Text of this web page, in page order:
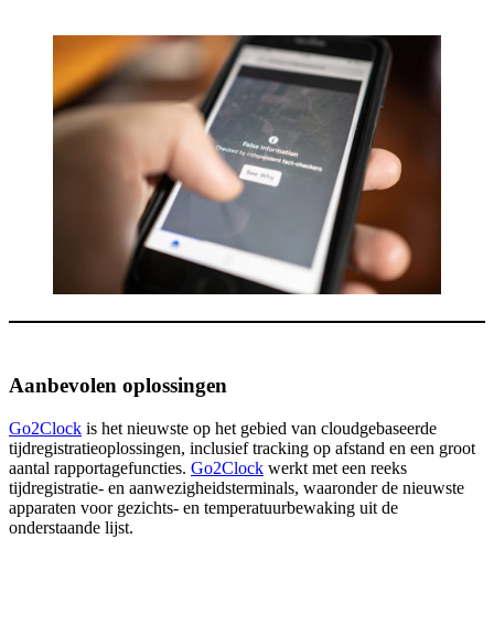
Aanbevolen oplossingen
Go2Clock is het nieuwste op het gebied van cloudgebaseerde
tijdregistratieoplossingen, inclusief tracking op afstand en een groot
aantal rapportagefuncties. Go2Clock werkt met een reeks
tijdregistratie- en aanwezigheidsterminals, waaronder de nieuwste
apparaten voor gezichts- en temperatuurbewaking uit de
onderstaande lijst.